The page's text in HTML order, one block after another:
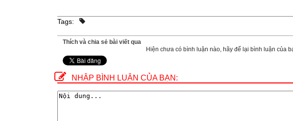
Tags:
Thích và chia sẻ bài viết qua
Hiện chưa có bình luận nào, hãy để lại bình luận của
NHẬP BÌNH LUẬN CỦA BẠN: